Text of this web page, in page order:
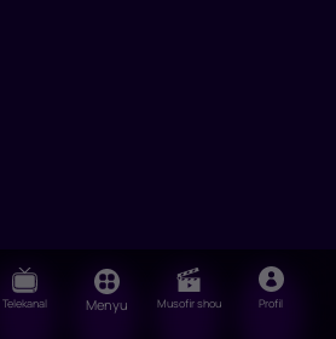
Telekanal Menyu Musofir shou Profil